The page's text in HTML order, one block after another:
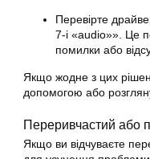
Перевірте
7-i «audio»». Це
помилки або
Якщо жодне з цих
допомогою або
Переривчастий або
Якщо ви відчуваєте